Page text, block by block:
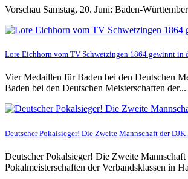
Vorschau Samstag, 20. Juni: Baden-
Lore Eichhorn vom TV Schwetzingen 1864 gewinnt in
Vier Medaillen für Baden bei den Deutschen
Baden bei den Deutschen Meisterschaften der...
Deutscher Pokalsieger! Die Zweite Mannschaft der
Deutscher Pokalsieger! Die Zweite
Pokalmeisterschaften der Verbandsklassen in